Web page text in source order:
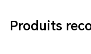
Produits